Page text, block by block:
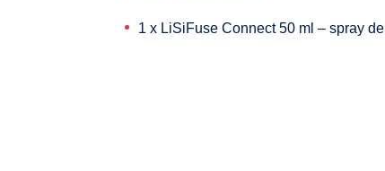
1 x LiSiFuse Connect 50 ml – spray